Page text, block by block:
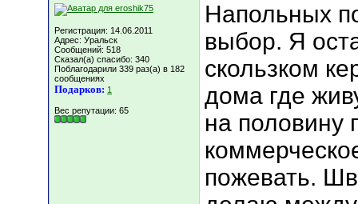
Регистрация: 14.06.2011
Адрес: Уральск
Сообщений: 518
Сказал(а) спасибо: 340
Поблагодарили 339 раз(а) в 182
сообщениях
Подарков: 1
Вес репутации: 65
Напольных
выбор. Я
скользком
дома где
на
пожевать.